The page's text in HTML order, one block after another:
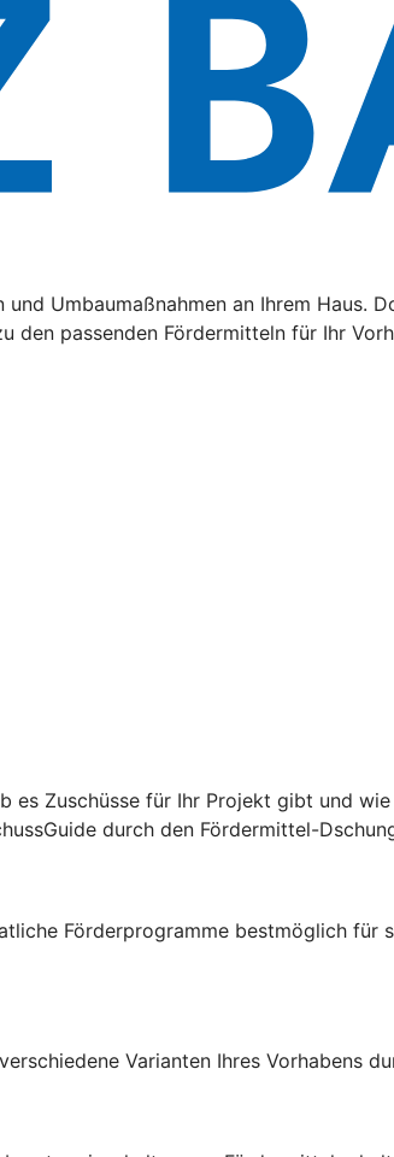
Umbaumaßnahmen an Ihrem
den passenden Fördermitteln für Ihr
Zuschüsse für Ihr Projekt gibt und
durch den Fördermittel-
Förderprogramme bestmöglich für
Varianten Ihres Vorhabens